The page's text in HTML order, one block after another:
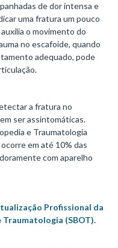
de dor intensa e
uma fratura um pouco
o movimento do
no escafoide, quando
adequado, pode
a fratura no
ser assintomáticas.
e Traumatologia
em até 10% das
com aparelho
Profissional da
(SBOT).